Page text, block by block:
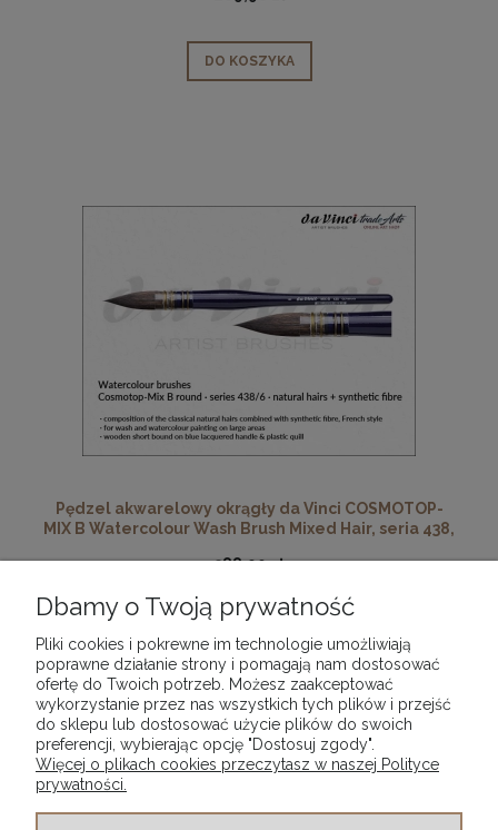
DO KOSZYKA
Pędzel akwarelowy okrągły da Vinci COSMOTOP-
MIX B Watercolour Wash Brush Mixed Hair, seria 438,
388,90 zł
« 1 2 »
Dbamy o Twoją prywatność
Pliki cookies i pokrewne im technologie umożliwiają
poprawne działanie strony i pomagają nam dostosować
ofertę do Twoich potrzeb. Możesz zaakceptować
wykorzystanie przez nas wszystkich tych plików i przejść
do sklepu lub dostosować użycie plików do swoich
preferencji, wybierając opcję "Dostosuj zgody".
Więcej o plikach cookies przeczytasz w naszej Polityce
prywatności.